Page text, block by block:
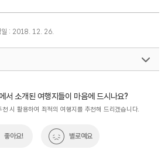
일 : 2018. 12. 26.
서 소개된 여행지들이 마음에 드시나요?
시 활용하여 최적의 여행지를 추천해 드리겠습니다.
좋아요! 별로예요